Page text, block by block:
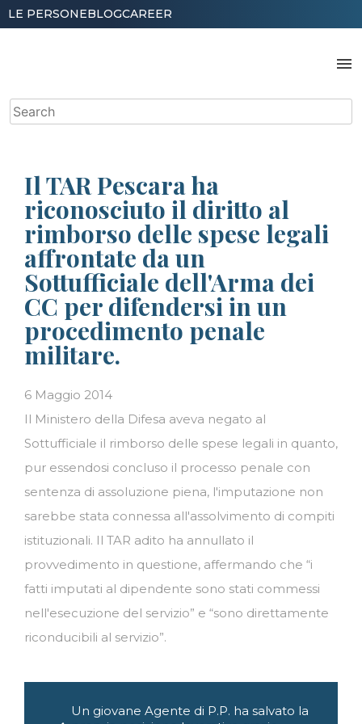
Skip
to
LE PERSONEBLOGCAREER
menu
Search
for:
Il TAR Pescara ha
riconosciuto il diritto al
rimborso delle spese legali
affrontate da un
Sottufficiale dell'Arma dei
CC per difendersi in un
procedimento penale
militare.
6 Maggio 2014
Il Ministero della Difesa aveva negato al
Sottufficiale il rimborso delle spese legali in quanto,
pur essendosi concluso il processo penale con
sentenza di assoluzione piena, l'imputazione non
sarebbe stata connessa all'assolvimento di compiti
istituzionali. Il TAR adito ha annullato il
provvedimento in questione, affermando che “i
fatti imputati al dipendente sono stati commessi
nell'esecuzione del servizio” e “sono direttamente
riconducibili al servizio”.
articoliUn giovane Agente di P.P. ha salvato la